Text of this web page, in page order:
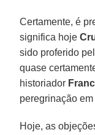
Certamente, é
significa hoje
sido proferido
quase
historiador
peregrinação
Hoje, as